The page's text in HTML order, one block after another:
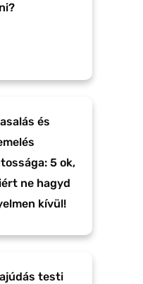
és
5 ok,
ne hagyd
kívül!
testi